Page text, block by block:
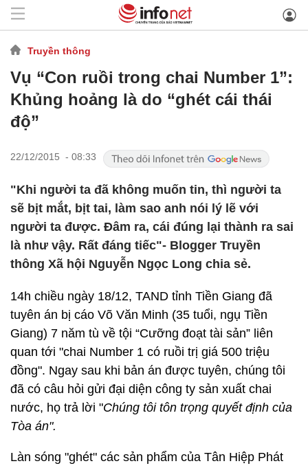
Truyền thông
Vụ “Con ruồi trong chai Number 1”:
Khủng hoảng là do “ghét cái thái
độ”
22/12/2015 - 08:33
"Khi người ta đã không muốn tin, thì người ta
sẽ bịt mắt, bịt tai, làm sao anh nói lý lẽ với
người ta được. Đâm ra, cái đúng lại thành ra sai
là như vậy. Rất đáng tiếc"- Blogger Truyền
thông Xã hội Nguyễn Ngọc Long chia sẻ.
14h chiều ngày 18/12, TAND tỉnh Tiền Giang đã
tuyên án bị cáo Võ Văn Minh (35 tuổi, ngụ Tiền
Giang) 7 năm tù về tội “Cưỡng đoạt tài sản” liên
quan tới "chai Number 1 có ruồi trị giá 500 triệu
đồng". Ngay sau khi bản án được tuyên, chúng tôi
đã có câu hỏi gửi đại diện công ty sản xuất chai
nước, họ trả lời "Chúng tôi tôn trọng quyết định của
Tòa án".
Làn sóng "ghét" các sản phẩm của Tân Hiệp Phát